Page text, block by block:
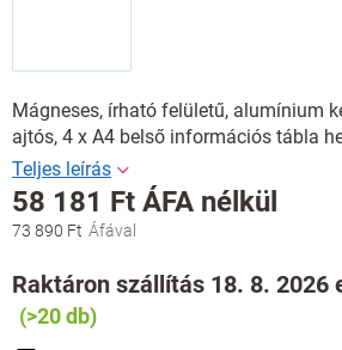
Mágneses, írható felületű, alumínium
ajtós, 4 x A4 belső információs tábla
73 890 Ft
58 181 Ft ÁFA nélkül
Egységár:
Raktáron szállítás 18. 8. 2026
(>20 db)